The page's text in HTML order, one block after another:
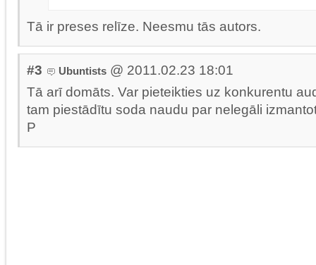
Tā ir preses relīze. Neesmu tās autors.
#3 Ubuntists @ 2011.02.23 18:01
Tā arī domāts. Var pieteikties uz konkurentu
tam piestādītu soda naudu par nelegāli
P